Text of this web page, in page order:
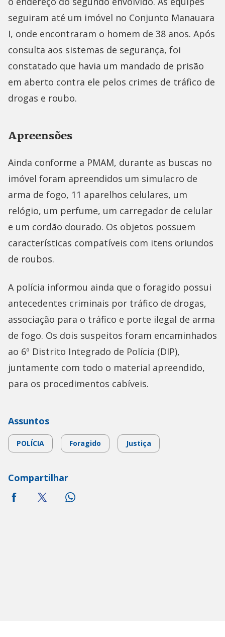
seguiram até um imóvel no Conjunto Manauara
I, onde encontraram o homem de 38 anos. Após
consulta aos sistemas de segurança, foi
constatado que havia um mandado de prisão
em aberto contra ele pelos crimes de tráfico de
drogas e roubo.
Apreensões
Ainda conforme a PMAM, durante as buscas no
imóvel foram apreendidos um simulacro de
arma de fogo, 11 aparelhos celulares, um
relógio, um perfume, um carregador de celular
e um cordão dourado. Os objetos possuem
características compatíveis com itens oriundos
de roubos.
A polícia informou ainda que o foragido possui
antecedentes criminais por tráfico de drogas,
associação para o tráfico e porte ilegal de arma
de fogo. Os dois suspeitos foram encaminhados
ao 6º Distrito Integrado de Polícia (DIP),
juntamente com todo o material apreendido,
para os procedimentos cabíveis.
Assuntos
POLÍCIA Foragido Justiça
Compartilhar